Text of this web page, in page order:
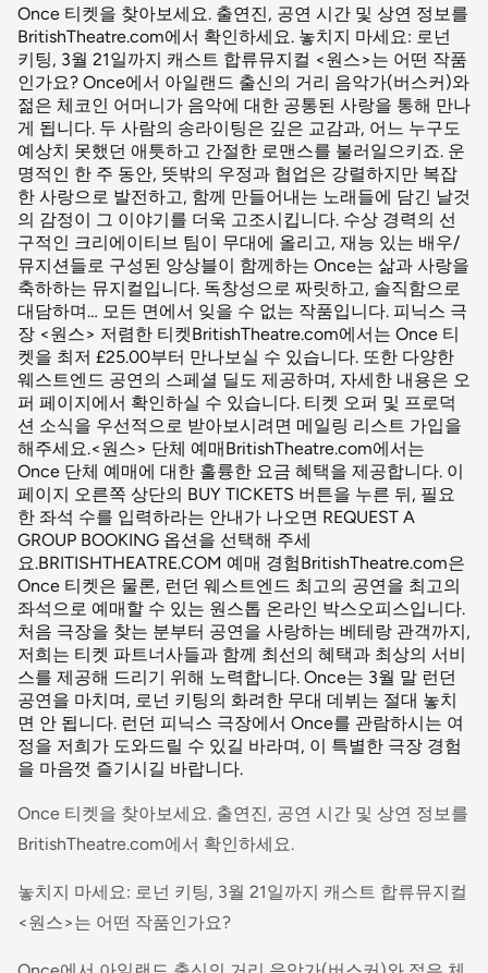
Once 티켓을 찾아보세요. 출연진, 공연 시간 및 상연 정보를
BritishTheatre.com에서 확인하세요. 놓치지 마세요: 로넌
키팅, 3월 21일까지 캐스트 합류뮤지컬 <원스>는 어떤 작품
인가요? Once에서 아일랜드 출신의 거리 음악가(버스커)와
젊은 체코인 어머니가 음악에 대한 공통된 사랑을 통해 만나
게 됩니다. 두 사람의 송라이팅은 깊은 교감과, 어느 누구도
예상치 못했던 애틋하고 간절한 로맨스를 불러일으키죠. 운
명적인 한 주 동안, 뜻밖의 우정과 협업은 강렬하지만 복잡
한 사랑으로 발전하고, 함께 만들어내는 노래들에 담긴 날것
의 감정이 그 이야기를 더욱 고조시킵니다. 수상 경력의 선
구적인 크리에이티브 팀이 무대에 올리고, 재능 있는 배우/
뮤지션들로 구성된 앙상블이 함께하는 Once는 삶과 사랑을
축하하는 뮤지컬입니다. 독창성으로 짜릿하고, 솔직함으로
대담하며… 모든 면에서 잊을 수 없는 작품입니다. 피닉스 극
장 <원스> 저렴한 티켓BritishTheatre.com에서는 Once 티
켓을 최저 £25.00부터 만나보실 수 있습니다. 또한 다양한
웨스트엔드 공연의 스페셜 딜도 제공하며, 자세한 내용은 오
퍼 페이지에서 확인하실 수 있습니다. 티켓 오퍼 및 프로덕
션 소식을 우선적으로 받아보시려면 메일링 리스트 가입을
해주세요.<원스> 단체 예매BritishTheatre.com에서는
Once 단체 예매에 대한 훌륭한 요금 혜택을 제공합니다. 이
페이지 오른쪽 상단의 BUY TICKETS 버튼을 누른 뒤, 필요
한 좌석 수를 입력하라는 안내가 나오면 REQUEST A
GROUP BOOKING 옵션을 선택해 주세
요.BRITISHTHEATRE.COM 예매 경험BritishTheatre.com은
Once 티켓은 물론, 런던 웨스트엔드 최고의 공연을 최고의
좌석으로 예매할 수 있는 원스톱 온라인 박스오피스입니다.
처음 극장을 찾는 분부터 공연을 사랑하는 베테랑 관객까지,
저희는 티켓 파트너사들과 함께 최선의 혜택과 최상의 서비
스를 제공해 드리기 위해 노력합니다. Once는 3월 말 런던
공연을 마치며, 로넌 키팅의 화려한 무대 데뷔는 절대 놓치
면 안 됩니다. 런던 피닉스 극장에서 Once를 관람하시는 여
정을 저희가 도와드릴 수 있길 바라며, 이 특별한 극장 경험
을 마음껏 즐기시길 바랍니다.
Once 티켓을 찾아보세요. 출연진, 공연 시간 및 상연 정보를
BritishTheatre.com에서 확인하세요.
놓치지 마세요: 로넌 키팅, 3월 21일까지 캐스트 합류뮤지컬
<원스>는 어떤 작품인가요?